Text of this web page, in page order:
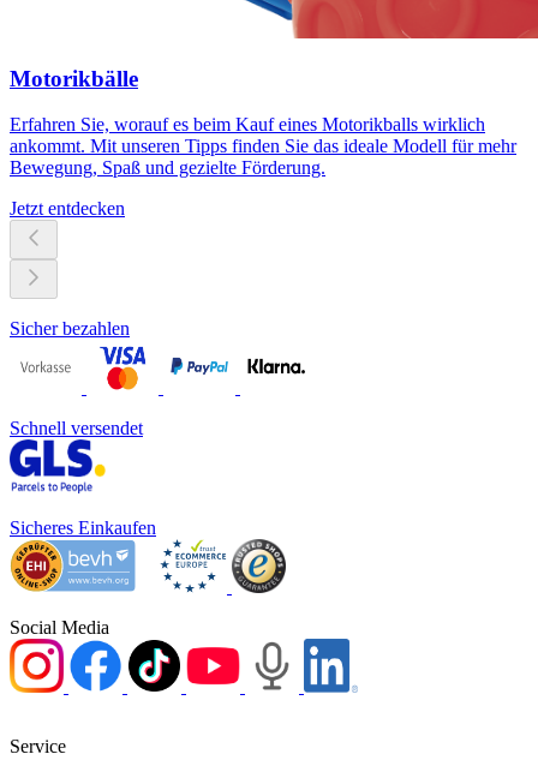
Motorikbälle
Erfahren Sie, worauf es beim Kauf eines Motorikballs wirklich
ankommt. Mit unseren Tipps finden Sie das ideale Modell für mehr
Bewegung, Spaß und gezielte Förderung.
Jetzt entdecken
Sicher bezahlen
Schnell versendet
Sicheres Einkaufen
Social Media
Service